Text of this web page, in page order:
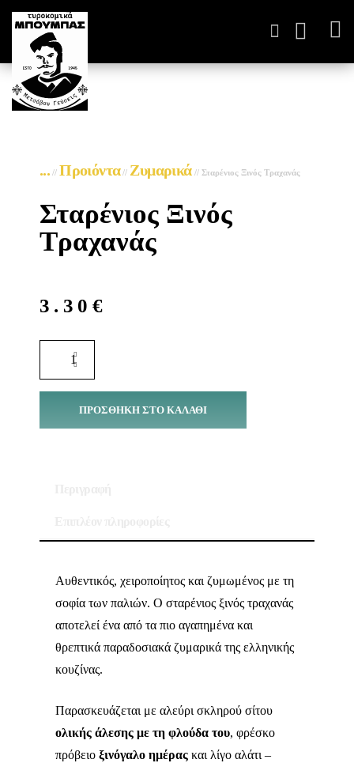
... // Προιόντα// Ζυμαρικά// Σταρένιος Ξινός Τραχανάς
Σταρένιος Ξινός
Τραχανάς
3.30 €
ΠΡΟΣΘΉΚΗ ΣΤΟ ΚΑΛΆΘΙ
Αυθεντικός, χειροποίητος και ζυμωμένος με τη
σοφία των παλιών. Ο σταρένιος ξινός τραχανάς
αποτελεί ένα από τα πιο αγαπημένα και
θρεπτικά παραδοσιακά ζυμαρικά της ελληνικής
κουζίνας.
Παρασκευάζεται με αλεύρι σκληρού σίτου
ολικής άλεσης με τη φλούδα του, φρέσκο
πρόβειο ξινόγαλο ημέρας και λίγο αλάτι –